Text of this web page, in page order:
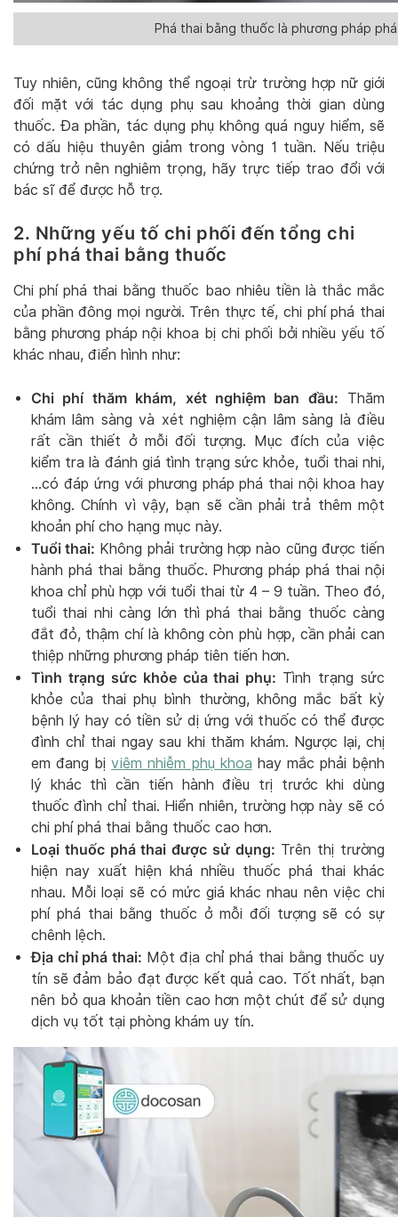
Phá thai bằng thuốc là phương pháp
Tuy nhiên, cũng không thể ngoại trừ trường hợp nữ giới
đối mặt với tác dụng phụ sau khoảng thời gian dùng
thuốc. Đa phần, tác dụng phụ không quá nguy hiểm, sẽ
có dấu hiệu thuyên giảm trong vòng 1 tuần. Nếu triệu
chứng trở nên nghiêm trọng, hãy trực tiếp trao đổi với
bác sĩ để được hỗ trợ.
2. Những yếu tố chi phối đến tổng chi
phí phá thai bằng thuốc
Chi phí phá thai bằng thuốc bao nhiêu tiền là thắc mắc
của phần đông mọi người. Trên thực tế, chi phí phá thai
bằng phương pháp nội khoa bị chi phối bởi nhiều yếu tố
khác nhau, điển hình như:
Chi phí thăm khám, xét nghiệm ban đầu: Thăm
khám lâm sàng và xét nghiệm cận lâm sàng là điều
rất cần thiết ở mỗi đối tượng. Mục đích của việc
kiểm tra là đánh giá tình trạng sức khỏe, tuổi thai nhi,
…có đáp ứng với phương pháp phá thai nội khoa hay
không. Chính vì vậy, bạn sẽ cần phải trả thêm một
khoản phí cho hạng mục này.
Tuổi thai: Không phải trường hợp nào cũng được tiến
hành phá thai bằng thuốc. Phương pháp phá thai nội
khoa chỉ phù hợp với tuổi thai từ 4 – 9 tuần. Theo đó,
tuổi thai nhi càng lớn thì phá thai bằng thuốc càng
đắt đỏ, thậm chí là không còn phù hợp, cần phải can
thiệp những phương pháp tiên tiến hơn.
Tình trạng sức khỏe của thai phụ: Tình trạng sức
khỏe của thai phụ bình thường, không mắc bất kỳ
bệnh lý hay có tiền sử dị ứng với thuốc có thể được
đình chỉ thai ngay sau khi thăm khám. Ngược lại, chị
em đang bịviêm nhiễm phụ khoa hay mắc phải bệnh
lý khác thì cần tiến hành điều trị trước khi dùng
thuốc đình chỉ thai. Hiển nhiên, trường hợp này sẽ có
chi phí phá thai bằng thuốc cao hơn.
Loại thuốc phá thai được sử dụng: Trên thị trường
hiện nay xuất hiện khá nhiều thuốc phá thai khác
nhau. Mỗi loại sẽ có mức giá khác nhau nên việc chi
phí phá thai bằng thuốc ở mỗi đối tượng sẽ có sự
chênh lệch.
Địa chỉ phá thai: Một địa chỉ phá thai bằng thuốc uy
tín sẽ đảm bảo đạt được kết quả cao. Tốt nhất, bạn
nên bỏ qua khoản tiền cao hơn một chút để sử dụng
dịch vụ tốt tại phòng khám uy tín.